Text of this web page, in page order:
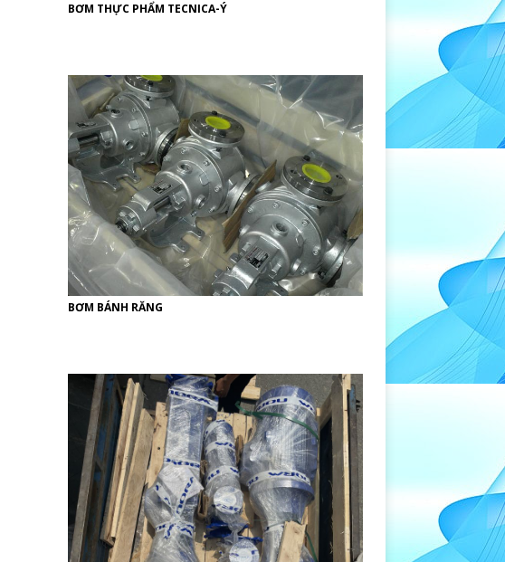
BƠM THỰC PHẨM TECNICA-Ý
BƠM BÁNH RĂNG